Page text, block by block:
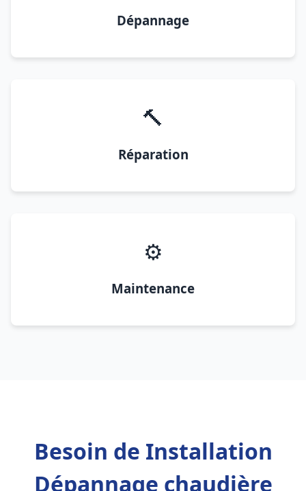
Dépannage
🔨
Réparation
⚙️
Maintenance
Besoin de Installation
Dépannage chaudière